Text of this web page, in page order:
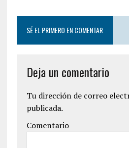
SÉ EL PRIMERO EN COMENTAR
Deja un comentario
Tu dirección de correo
publicada.
Comentario